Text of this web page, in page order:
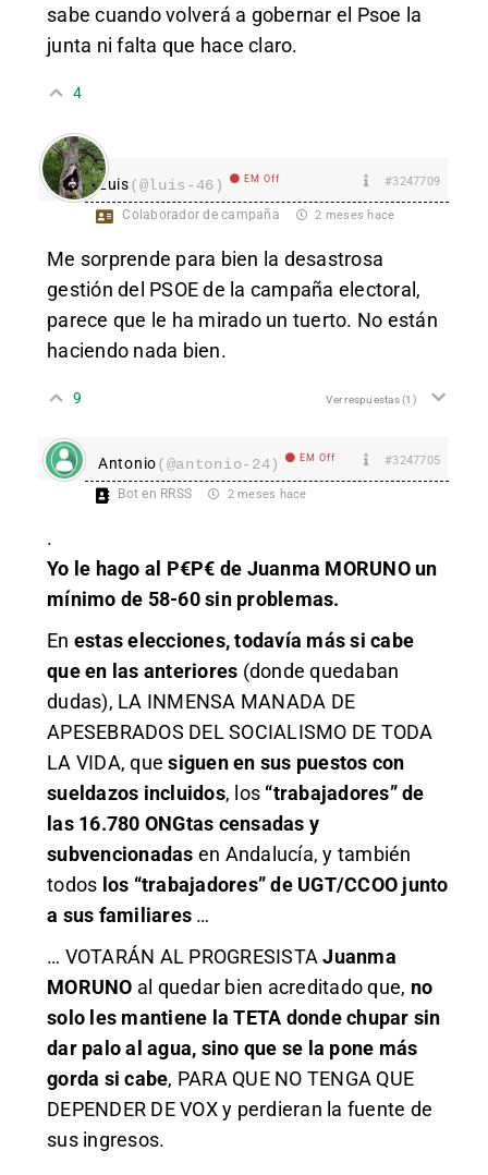
sabe cuando volverá a gobernar el Psoe la
junta ni falta que hace claro.
4
Luis(@luis-46) EM Off #3247709
Colaborador de campaña 2 meses hace
Me sorprende para bien la desastrosa
gestión del PSOE de la campaña electoral,
parece que le ha mirado un tuerto. No están
haciendo nada bien.
9 Ver respuestas(1)
Antonio(@antonio-24) EM Off #3247705
Bot en RRSS 2 meses hace
.
Yo le hago al P€P€ de Juanma MORUNO un
mínimo de 58-60 sin problemas.
En estas elecciones, todavía más si cabe
que en las anteriores (donde quedaban
dudas), LA INMENSA MANADA DE
APESEBRADOS DEL SOCIALISMO DE TODA
LA VIDA, quesiguen en sus puestos con
sueldazos incluidos, los “trabajadores” de
las 16.780 ONGtas censadas y
subvencionadas en Andalucía, y también
todos los “trabajadores” de UGT/CCOO junto
a sus familiares …
… VOTARÁN AL PROGRESISTAJuanma
MORUNO al quedar bien acreditado que, no
solo les mantiene la TETA donde chupar sin
dar palo al agua, sino que se la pone más
gorda si cabe, PARA QUE NO TENGA QUE
DEPENDER DE VOX y perdieran la fuente de
sus ingresos.